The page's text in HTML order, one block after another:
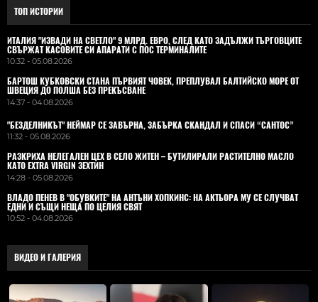
ТОП ИСТОРИИ
ИТАЛИЯ "ИЗВАДИ НА СВЕТЛО" 9 МЛРД. ЕВРО, СЛЕД КАТО ЗАДЪЛЖИ ТЪРГОВЦИТЕ
СВЪРЖАТ КАСОВИТЕ СИ АПАРАТИ С ПОС ТЕРМИНАЛИТЕ
10:32 - 05.08.2026
БАРТОШ КУБКОВСКИ СТАНА ПЪРВИЯТ ЧОВЕК, ПРЕПЛУВАЛ БАЛТИЙСКО МОРЕ ОТ
ШВЕЦИЯ ДО ПОЛША БЕЗ ПРЕКЪСВАНЕ
14:37 - 04.08.2026
"БЕЗДЕЛНИКЪТ" НЕЙМАР СЕ ЗАВЪРНА, ЗАБЪРКА СКАНДАЛ И СПАСИ “САНТОС”
11:32 - 05.08.2026
РАЗКРИХА НЕЛЕГАЛЕН ЦЕХ В СЕЛО ЖИТЕН – БУТИЛИРАЛИ РАСТИТЕЛНО МАСЛО
КАТО EXTRA VIRGIN ЗЕХТИН
14:28 - 05.08.2026
ВЛАДO ПЕНЕВ В "ОБУВКИТЕ" НА АНТЪНИ ХОПКИНС: НА АКТЬОРА МУ СЕ СЛУЧВАТ
ЕДНИ И СЪЩИ НЕЩА ПО ЦЕЛИЯ СВЯТ
10:52 - 04.08.2026
ВИДЕО И ГАЛЕРИЯ